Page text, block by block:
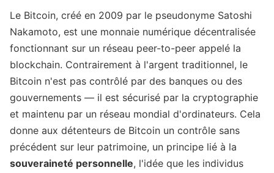
Le Bitcoin, créé en 2009 par le pseudonyme Satoshi
Nakamoto, est une monnaie numérique décentralisée
fonctionnant sur un réseau peer-to-peer appelé la
blockchain. Contrairement à l'argent traditionnel, le
Bitcoin n'est pas contrôlé par des banques ou des
gouvernements — il est sécurisé par la cryptographie
et maintenu par un réseau mondial d'ordinateurs. Cela
donne aux détenteurs de Bitcoin un contrôle sans
précédent sur leur patrimoine, un principe lié à la
souveraineté personnelle, l'idée que les individus